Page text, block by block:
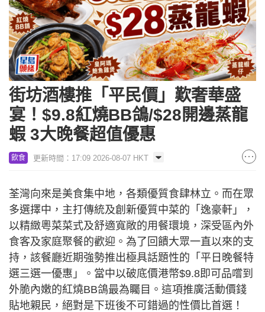
街坊酒樓推「平民價」歎奢華盛
宴！$9.8紅燒BB鴿/$28開邊蒸龍
蝦 3大晚餐超值優惠
飲食 更新時間：17:09 2026-08-07 HKT
荃灣向來是美食集中地，各類優質食肆林立。而在眾
多選擇中，主打傳統及創新優質中菜的「逸豪軒」，
以精緻粵菜菜式及舒適寬敞的用餐環境，深受區內外
食客及家庭聚餐的歡迎。為了回饋大眾一直以來的支
持，該餐廳近期強勢推出極具話題性的「平日晚餐特
選三選一優惠」。當中以破底價港幣$9.8即可品嚐到
外脆內嫩的紅燒BB鴿最為矚目。這項推廣活動價錢
貼地親民，絕對是下班後不可錯過的性價比首選！